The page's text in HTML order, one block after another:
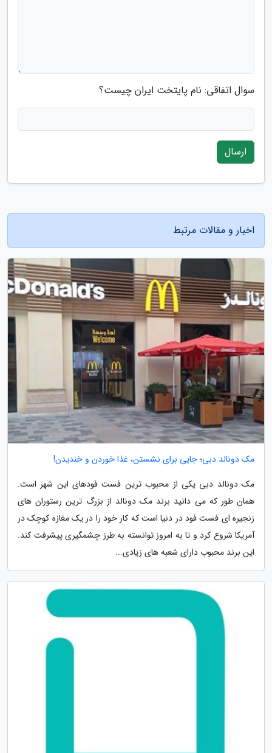
سوال اتفاقی: نام پایتخت ایران چیست؟
ارسال
اخبار و مقالات مرتبط
مک دونالد دبی؛ جایی برای نشستن، غذا خوردن و خندیدن!
مک دونالد دبی یکی از محبوب ترین فست فودهای این شهر است.
همان طور که می دانید برند مک دونالد از بزرگ ترین رستوران های
زنجیره ای فست فود در دنیا است که کار خود را در یک مغازه کوچک در
آمریکا شروع کرد و تا به امروز توانسته به طرز چشمگیری پیشرفت کند.
این برند محبوب دارای شعبه های زیادی...